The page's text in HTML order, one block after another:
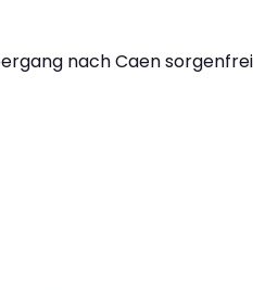
nach Caen sorgenfrei